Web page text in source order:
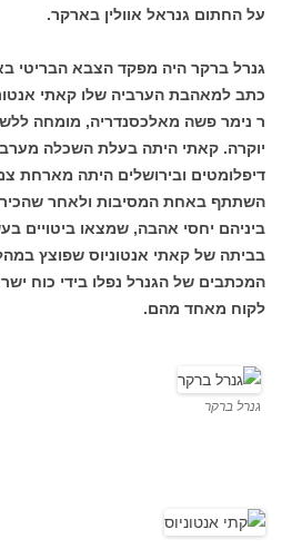
על החתום גנראל אוולין בארקר.
גנרל ברקר היה מפקד הצבא הבריטי
כתב למאהבת הערביה שלו קאתי
ר נימר פשה מאלכסנדריה, מומחה
יוקרה. קאתי היתה בעלת השכלה
דיפלומטים ובירושלים היתה מארחת
השתתף באחת המסיבות ולאחר
ביניהם יחסי אהבה, שמצאו ביטויים
בביתה של קאתי אנטוניוס שפוצץ
המכתבים של הגנרל נפלו בידי כוח
לקוח מאחד מהם.
גנרל ברקר